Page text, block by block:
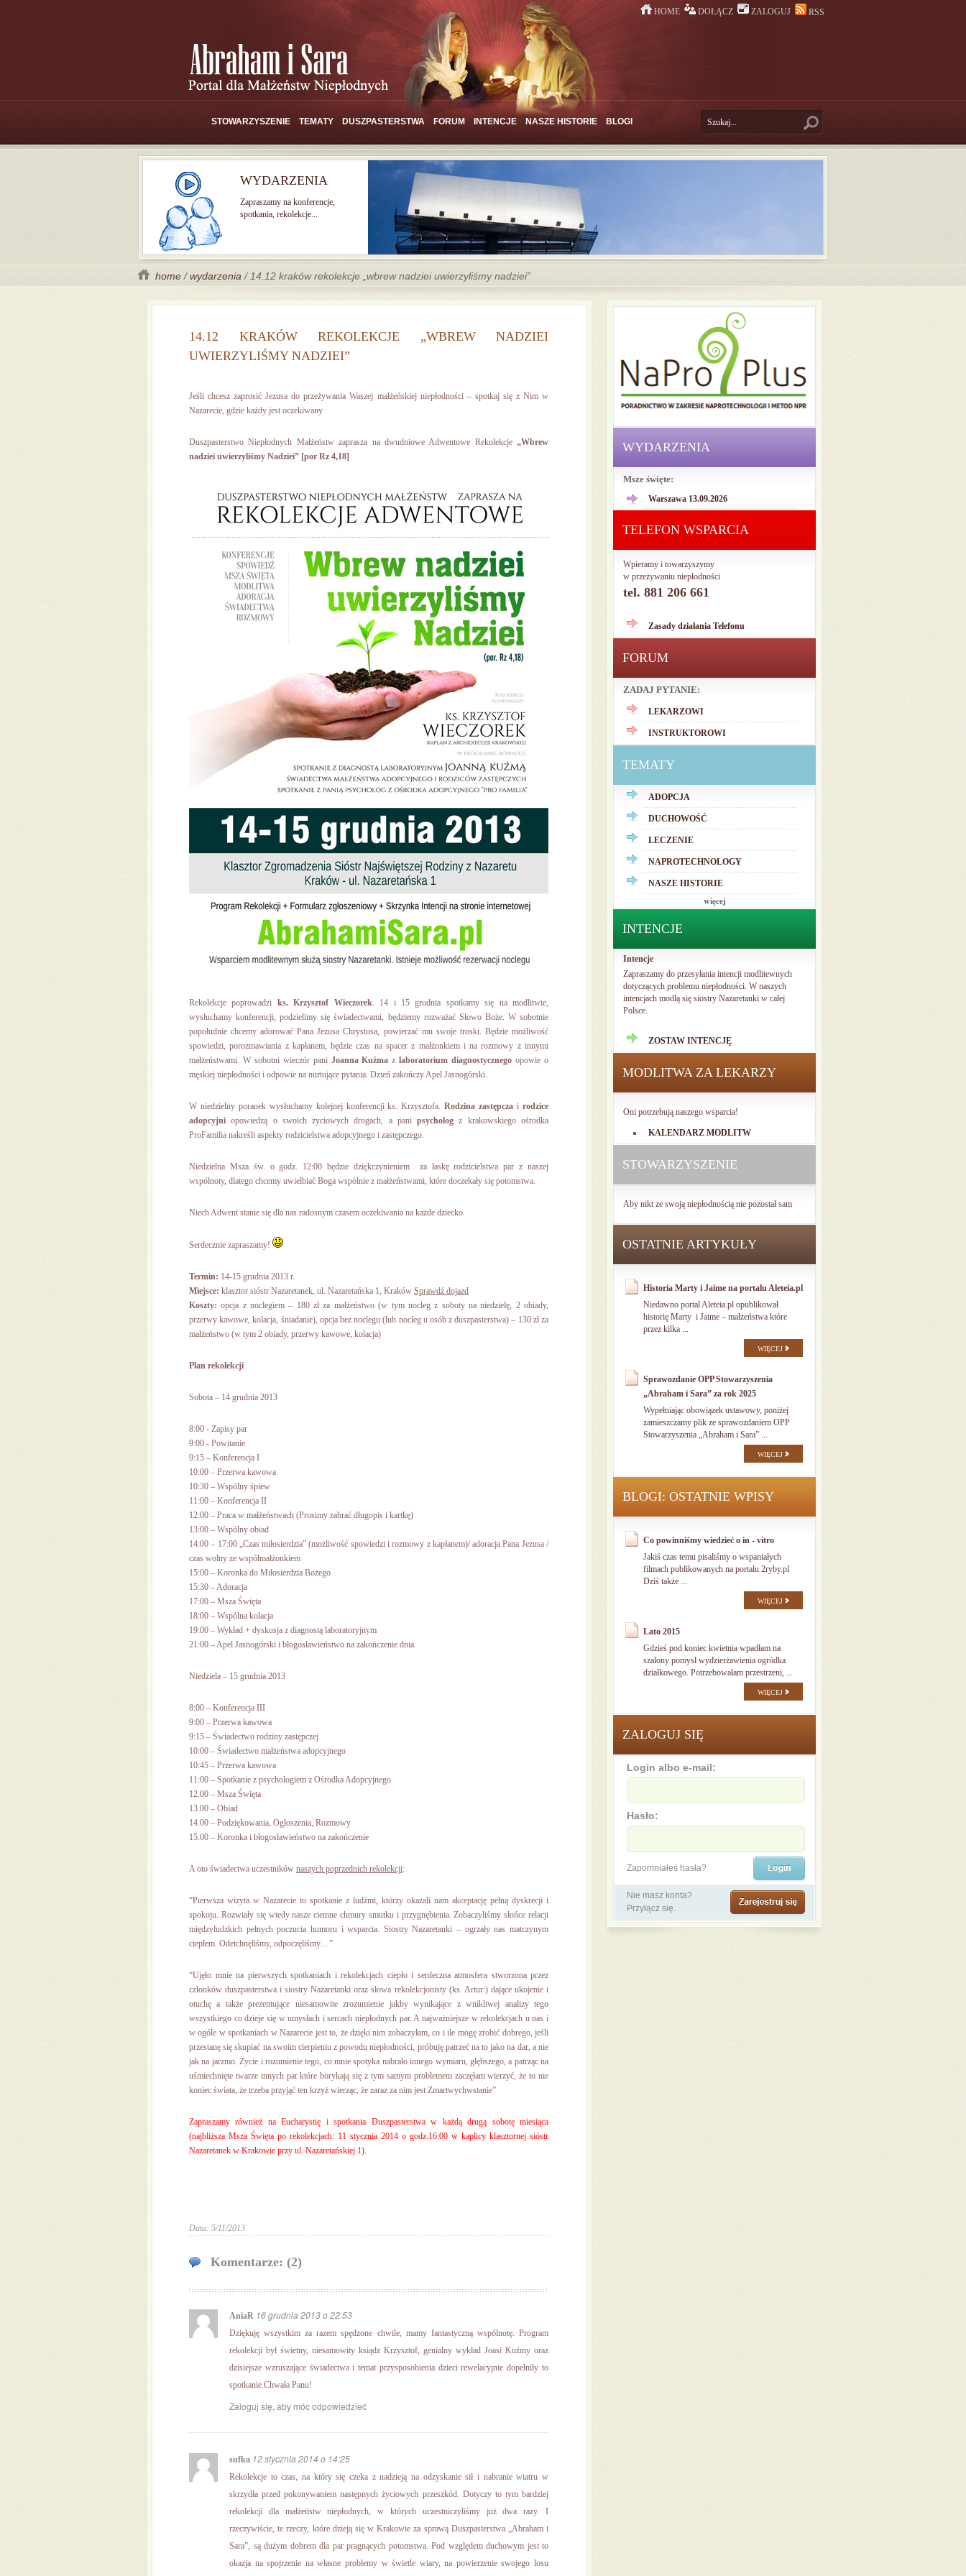
HOME DOŁĄCZ ZALOGUJ RSS
STOWARZYSZENIE TEMATY DUSZPASTERSTWA FORUM INTENCJE NASZE HISTORIE BLOGI
WYDARZENIA
Zapraszamy na konferencje,
spotkania, rekolekcje...
home /wydarzenia / 14.12 kraków rekolekcje „wbrew nadziei uwierzyliśmy nadziei”
14.12 KRAKÓW REKOLEKCJE „WBREW NADZIEI
UWIERZYLIŚMY NADZIEI”
Jeśli chcesz zaprosić Jezusa do przeżywania Waszej małżeńskiej niepłodności – spotkaj się z Nim w
Nazarecie, gdzie każdy jest oczekiwany
Duszpasterstwo Niepłodnych Małżeństw zaprasza na dwudniowe Adwentowe Rekolekcje „Wbrew
nadziei uwierzyliśmy Nadziei” [por Rz 4,18]
Rekolekcje poprowadzi ks. Krzysztof Wieczorek. 14 i 15 grudnia spotkamy się na modlitwie,
wysłuchamy konferencji, podzielimy się świadectwami, będziemy rozważać Słowo Boże. W sobotnie
popołudnie chcemy adorować Pana Jezusa Chrystusa, powierzać mu swoje troski. Będzie możliwość
spowiedzi, porozmawiania z kapłanem, będzie czas na spacer z małżonkiem i na rozmowy z innymi
małżeństwami. W sobotni wieczór pani Joanna Kuźma zlaboratorium diagnostycznego opowie o
męskiej niepłodności i odpowie na nurtujące pytania. Dzień zakończy Apel Jasnogórski.
W niedzielny poranek wysłuchamy kolejnej konferencji ks. Krzysztofa.Rodzina zastępcza irodzice
adopcyjni opowiedzą o swoich życiowych drogach, a panipsycholog z krakowskiego ośrodka
ProFamilia nakreśli aspekty rodzicielstwa adopcyjnego i zastępczego.
Niedzielna Msza św. o godz. 12:00 będzie dziękczynieniem za łaskę rodzicielstwa par z naszej
wspólnoty, dlatego chcemy uwielbiać Boga wspólnie z małżeństwami, które doczekały się potomstwa.
Niech Adwent stanie się dla nas radosnym czasem oczekiwania na każde dziecko.
Serdecznie zapraszamy!
Termin: 14-15 grudnia 2013 r.
Miejsce: klasztor sióstr Nazaretanek, ul. Nazaretańska 1, Kraków Sprawdź dojazd
Koszty: opcja z noclegiem – 180 zł za małżeństwo (w tym nocleg z soboty na niedzielę, 2 obiady,
przerwy kawowe, kolacja, śniadanie), opcja bez noclegu (lub nocleg u osób z duszpasterstwa) – 130 zł za
małżeństwo (w tym 2 obiady, przerwy kawowe, kolacja)
Plan rekolekcji
Sobota – 14 grudnia 2013
8:00 - Zapisy par
9:00 - Powitanie
9:15 – Konferencja I
10:00 – Przerwa kawowa
10:30 – Wspólny śpiew
11:00 – Konferencja II
12:00 – Praca w małżeństwach (Prosimy zabrać długopis i kartkę)
13:00 – Wspólny obiad
14:00 – 17:00 „Czas miłosierdzia” (możliwość spowiedzi i rozmowy z kapłanem)/ adoracja Pana Jezusa /
czas wolny ze współmałżonkiem
15:00 – Koronka do Miłosierdzia Bożego
15:30 – Adoracja
17:00 – Msza Święta
18:00 – Wspólna kolacja
19:00 – Wykład + dyskusja z diagnostą laboratoryjnym
21:00 – Apel Jasnogórski i błogosławieństwo na zakończenie dnia
Niedziela – 15 grudnia 2013
8:00 – Konferencja III
9:00 – Przerwa kawowa
9:15 – Świadectwo rodziny zastępczej
10:00 – Świadectwo małżeństwa adopcyjnego
10:45 – Przerwa kawowa
11:00 – Spotkanie z psychologiem z Ośrodka Adopcyjnego
12.00 – Msza Święta
13.00 – Obiad
14.00 – Podziękowania, Ogłoszenia, Rozmowy
15.00 – Koronka i błogosławieństwo na zakończenie
A oto świadectwa uczestników naszych poprzednich rekolekcji:
“Pierwsza wizyta w Nazarecie to spotkanie z ludźmi, którzy okazali nam akceptację pełną dyskrecji i
spokoju. Rozwiały się wtedy nasze ciemne chmury smutku i przygnębienia. Zobaczyliśmy słońce relacji
międzyludzkich pełnych poczucia humoru i wsparcia. Siostry Nazaretanki – ogrzały nas matczynym
ciepłem. Odetchnęliśmy, odpoczęliśmy…”
“Ujęło mnie na pierwszych spotkaniach i rekolekcjach ciepło i serdeczna atmosfera stworzona przez
członków duszpasterstwa i siostry Nazaretanki oraz słowa rekolekcjonisty (ks. Artur:) dające ukojenie i
otuchę a także prezentujące niesamowite zrozumienie jakby wynikające z wnikliwej analizy tego
wszystkiego co dzieje się w umysłach i sercach niepłodnych par. A najważniejsze w rekolekcjach u nas i
w ogóle w spotkaniach w Nazarecie jest to, że dzięki nim zobaczyłam, co i ile mogę zrobić dobrego, jeśli
przestanę się skupiać na swoim cierpieniu z powodu niepłodności, próbuję patrzeć na to jako na dar, a nie
jak na jarzmo. Życie i rozumienie tego, co mnie spotyka nabrało innego wymiaru, głębszego, a patrząc na
uśmiechnięte twarze innych par które borykają się z tym samym problemem zaczęłam wierzyć, że to nie
koniec świata, że trzeba przyjąć ten krzyż wierząc, że zaraz za nim jest Zmartwychwstanie”
Zapraszamy również na Eucharystię i spotkania Duszpasterstwa w każdą drugą sobotę miesiąca
(najbliższa Msza Święta po rekolekcjach: 11 stycznia 2014 o godz.16:00 w kaplicy klasztornej sióstr
Nazaretanek w Krakowie przy ul. Nazaretańskiej 1).
Data: 5/11/2013
Komentarze: (2)
AniaR 16 grudnia 2013 o 22:53
Dziękuję wszystkim za razem spędzone chwile, mamy fantastyczną wspólnotę. Program
rekolekcji był świetny, niesamowity ksiądz Krzysztof, genialny wykład Joasi Kuźmy oraz
dzisiejsze wzruszające świadectwa i temat przysposobienia dzieci rewelacyjnie dopełniły to
spotkanie.Chwała Panu!
Zaloguj się, aby móc odpowiedzieć
sufka 12 stycznia 2014 o 14:25
Rekolekcje to czas, na który się czeka z nadzieją na odzyskanie sił i nabranie wiatru w
skrzydła przed pokonywaniem następnych życiowych przeszkód. Dotyczy to tym bardziej
rekolekcji dla małżeństw niepłodnych, w których uczestniczyliśmy już dwa razy. I
rzeczywiście, te rzeczy, które dzieją się w Krakowie za sprawą Duszpasterstwa „Abraham i
Sara”, są dużym dobrem dla par pragnących potomstwa. Pod względem duchowym jest to
okazja na spojrzenie na własne problemy w świetle wiary, na powierzenie swojego losu
WYDARZENIA
Msze święte:
Warszawa 13.09.2026
TELEFON WSPARCIA
Wpieramy i towarzyszymy
w przeżywaniu niepłodności
tel. 881 206 661
Zasady działania Telefonu
FORUM
ZADAJ PYTANIE:
LEKARZOWI
INSTRUKTOROWI
TEMATY
ADOPCJA
DUCHOWOŚĆ
LECZENIE
NAPROTECHNOLOGY
NASZE HISTORIE
więcej
INTENCJE
Intencje
Zapraszamy do przesyłania intencji modlitewnych
dotyczących problemu niepłodności. W naszych
intencjach modlą się siostry Nazaretanki w całej
Polsce.
ZOSTAW INTENCJĘ
MODLITWA ZA LEKARZY
Oni potrzebują naszego wsparcia!
KALENDARZ MODLITW
STOWARZYSZENIE
Aby nikt ze swoją niepłodnością nie pozostał sam
OSTATNIE ARTYKUŁY
Historia Marty i Jaime na portalu Aleteia.pl
Niedawno portal Aleteia.pl opublikował
historię Marty i Jaime – małżeństwa które
przez kilka ...
WIĘCEJ
Sprawozdanie OPP Stowarzyszenia
„Abraham i Sara” za rok 2025
Wypełniając obowiązek ustawowy, poniżej
zamieszczamy plik ze sprawozdaniem OPP
Stowarzyszenia „Abraham i Sara” ...
WIĘCEJ
BLOGI: OSTATNIE WPISY
Co powinniśmy wiedzieć o in - vitro
Jakiś czas temu pisaliśmy o wspaniałych
filmach publikowanych na portalu 2ryby.pl
Dziś także ...
WIĘCEJ
Lato 2015
Gdzieś pod koniec kwietnia wpadłam na
szalony pomysł wydzierżawienia ogródka
działkowego. Potrzebowałam przestrzeni, ...
WIĘCEJ
ZALOGUJ SIĘ
Login albo e-mail:
Hasło:
Zapomniałeś hasła?
Nie masz konta?
Przyłącz się.